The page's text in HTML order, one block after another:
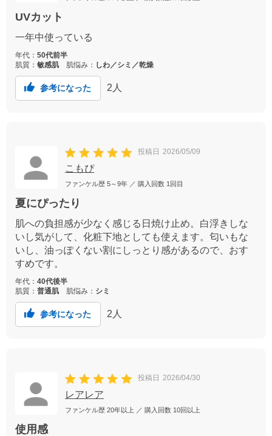
UVカット
一年中使っている
年代： 50代前半
肌質： 敏感肌 肌悩み： しわ／シミ／乾燥
参考になった 2 人
投稿日 2026/05/09
こもぴ
ファンケル歴 5～9年 ／ 購入回数 1回目
夏にぴったり
肌への負担感が少なく感じる日焼け止め。白浮きしな
いし気がして、化粧下地としても使えます。匂いもな
いし、油っぽくない割にしっとり感があるので、おす
すめです。
年代： 40代後半
肌質： 普通肌 肌悩み： シミ
参考になった 2 人
投稿日 2026/04/30
レアレア
ファンケル歴 20年以上 ／ 購入回数 10回以上
使用感